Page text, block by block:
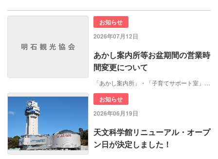
お知らせ
2026年07月12日
あかし案内所等お盆期間の営業時
間変更について
「あかし案内所」・「子育てサポート室」…
お知らせ
2026年06月19日
天文科学館リニューアル・オープ
ン日が決定しました！